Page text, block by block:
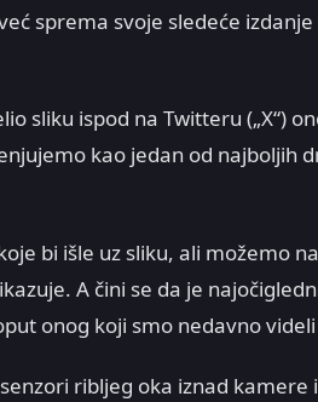
sprema svoje sledeće
sliku ispod na Twitteru („X“)
kao jedan od najboljih
bi išle uz sliku, ali možemo
A čini se da je
onog koji smo nedavno
ribljeg oka iznad kamere